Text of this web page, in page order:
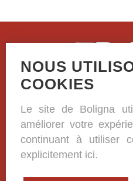
+32
BE
NOUS
COOKIES
Le site de Boligna
améliorer votre
continuant à utiliser
explicitement ici.